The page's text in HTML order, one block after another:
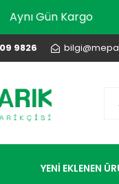
Aynı Gün Kargo
9826
YENİ EKLENEN